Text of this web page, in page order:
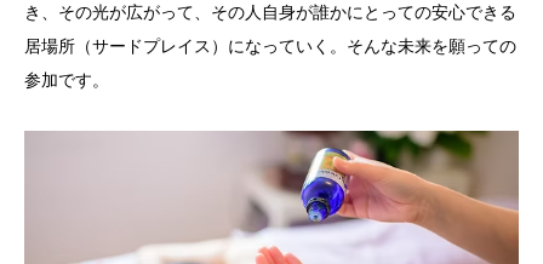
き、その光が広がって、その人自身が誰かにとっての安心できる
居場所（サードプレイス）になっていく。そんな未来を願っての
参加です。